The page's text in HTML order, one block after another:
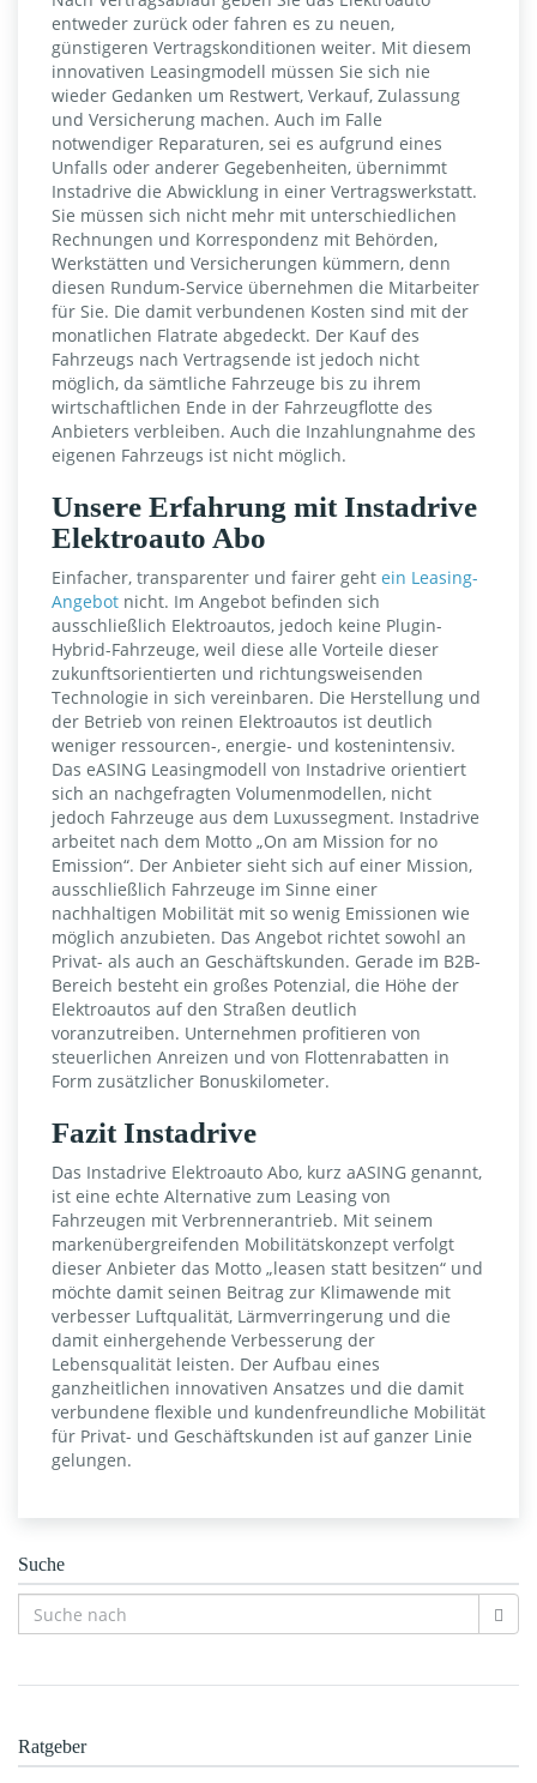
entweder zurück oder fahren es zu neuen,
günstigeren Vertragskonditionen weiter. Mit diesem
innovativen Leasingmodell müssen Sie sich nie
wieder Gedanken um Restwert, Verkauf, Zulassung
und Versicherung machen. Auch im Falle
notwendiger Reparaturen, sei es aufgrund eines
Unfalls oder anderer Gegebenheiten, übernimmt
Instadrive die Abwicklung in einer Vertragswerkstatt.
Sie müssen sich nicht mehr mit unterschiedlichen
Rechnungen und Korrespondenz mit Behörden,
Werkstätten und Versicherungen kümmern, denn
diesen Rundum-Service übernehmen die Mitarbeiter
für Sie. Die damit verbundenen Kosten sind mit der
monatlichen Flatrate abgedeckt. Der Kauf des
Fahrzeugs nach Vertragsende ist jedoch nicht
möglich, da sämtliche Fahrzeuge bis zu ihrem
wirtschaftlichen Ende in der Fahrzeugflotte des
Anbieters verbleiben. Auch die Inzahlungnahme des
eigenen Fahrzeugs ist nicht möglich.
Unsere Erfahrung mit Instadrive
Elektroauto Abo
Einfacher, transparenter und fairer geht ein Leasing-
Angebot nicht. Im Angebot befinden sich
ausschließlich Elektroautos, jedoch keine Plugin-
Hybrid-Fahrzeuge, weil diese alle Vorteile dieser
zukunftsorientierten und richtungsweisenden
Technologie in sich vereinbaren. Die Herstellung und
der Betrieb von reinen Elektroautos ist deutlich
weniger ressourcen-, energie- und kostenintensiv.
Das eASING Leasingmodell von Instadrive orientiert
sich an nachgefragten Volumenmodellen, nicht
jedoch Fahrzeuge aus dem Luxussegment. Instadrive
arbeitet nach dem Motto „On am Mission for no
Emission“. Der Anbieter sieht sich auf einer Mission,
ausschließlich Fahrzeuge im Sinne einer
nachhaltigen Mobilität mit so wenig Emissionen wie
möglich anzubieten. Das Angebot richtet sowohl an
Privat- als auch an Geschäftskunden. Gerade im B2B-
Bereich besteht ein großes Potenzial, die Höhe der
Elektroautos auf den Straßen deutlich
voranzutreiben. Unternehmen profitieren von
steuerlichen Anreizen und von Flottenrabatten in
Form zusätzlicher Bonuskilometer.
Fazit Instadrive
Das Instadrive Elektroauto Abo, kurz aASING genannt,
ist eine echte Alternative zum Leasing von
Fahrzeugen mit Verbrennerantrieb. Mit seinem
markenübergreifenden Mobilitätskonzept verfolgt
dieser Anbieter das Motto „leasen statt besitzen“ und
möchte damit seinen Beitrag zur Klimawende mit
verbesser Luftqualität, Lärmverringerung und die
damit einhergehende Verbesserung der
Lebensqualität leisten. Der Aufbau eines
ganzheitlichen innovativen Ansatzes und die damit
verbundene flexible und kundenfreundliche Mobilität
für Privat- und Geschäftskunden ist auf ganzer Linie
gelungen.
Suche
Ratgeber